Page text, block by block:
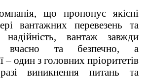
що пропонує якісні
вантажних перевезень та
надійність, вантаж завжди
вчасно та безпечно, а
– один з головних пріоритетів
виникнення питань та